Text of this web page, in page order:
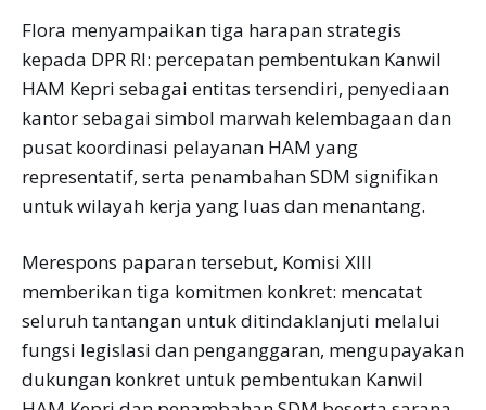
Flora menyampaikan tiga harapan strategis
kepada DPR RI: percepatan pembentukan Kanwil
HAM Kepri sebagai entitas tersendiri, penyediaan
kantor sebagai simbol marwah kelembagaan dan
pusat koordinasi pelayanan HAM yang
representatif, serta penambahan SDM signifikan
untuk wilayah kerja yang luas dan menantang.
Merespons paparan tersebut, Komisi XIII
memberikan tiga komitmen konkret: mencatat
seluruh tantangan untuk ditindaklanjuti melalui
fungsi legislasi dan penganggaran, mengupayakan
dukungan konkret untuk pembentukan Kanwil